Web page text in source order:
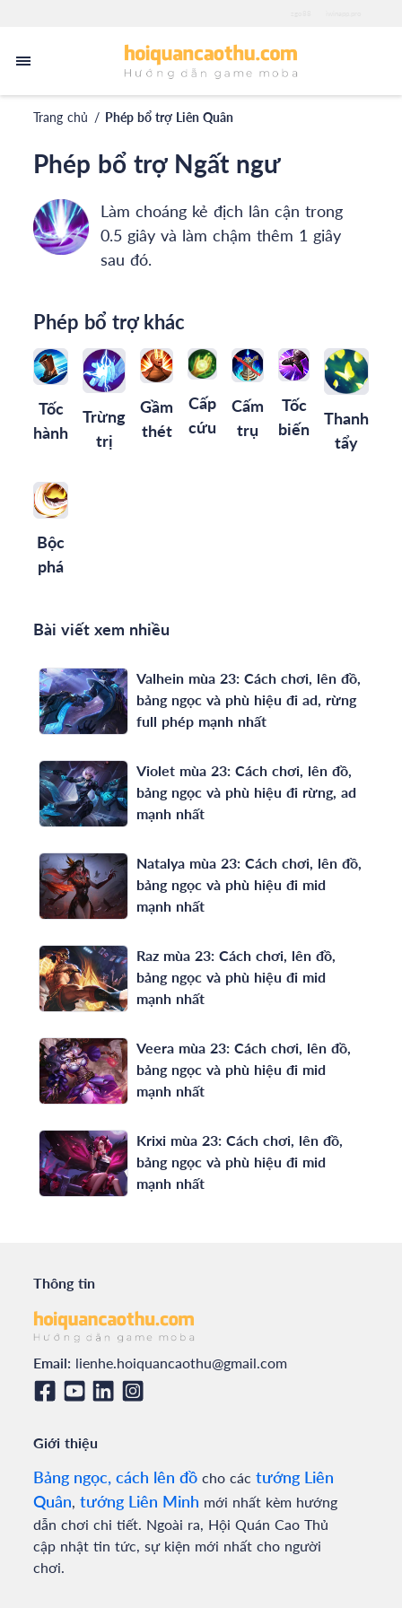
Trang chủ / Phép bổ trợ Liên Quân
Phép bổ trợ Ngất ngư
Làm choáng kẻ địch lân cận trong
0.5 giây và làm chậm thêm 1 giây
sau đó.
Phép bổ trợ khác
Tốc
hành
Trừng
trị
Gầm
thét
Cấp
cứu
Cấm
trụ
Tốc
biến
Thanh
tẩy
Bộc
phá
Bài viết xem nhiều
Valhein mùa 23: Cách chơi, lên đồ,
bảng ngọc và phù hiệu đi ad, rừng
full phép mạnh nhất
Violet mùa 23: Cách chơi, lên đồ,
bảng ngọc và phù hiệu đi rừng, ad
mạnh nhất
Natalya mùa 23: Cách chơi, lên đồ,
bảng ngọc và phù hiệu đi mid
mạnh nhất
Raz mùa 23: Cách chơi, lên đồ,
bảng ngọc và phù hiệu đi mid
mạnh nhất
Veera mùa 23: Cách chơi, lên đồ,
bảng ngọc và phù hiệu đi mid
mạnh nhất
Krixi mùa 23: Cách chơi, lên đồ,
bảng ngọc và phù hiệu đi mid
mạnh nhất
Thông tin
Email: lienhe.hoiquancaothu@gmail.com
Giới thiệu
Bảng ngọc, cách lên đồ cho các tướng Liên
Quân tướng Liên Minh mới nhất kèm hướng
dẫn chơi chi tiết. Ngoài ra, Hội Quán Cao Thủ
cập nhật tin tức, sự kiện mới nhất cho người
chơi.